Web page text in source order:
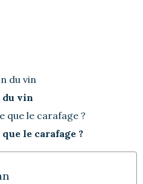
du vin
le carafage ?